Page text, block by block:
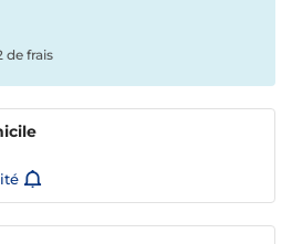
de frais